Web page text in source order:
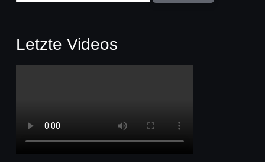
Letzte Videos